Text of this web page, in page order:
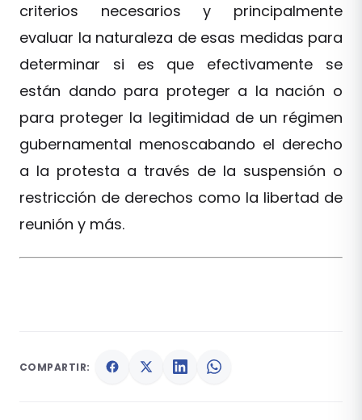
criterios necesarios y principalmente
evaluar la naturaleza de esas medidas para
determinar si es que efectivamente se
están dando para proteger a la nación o
para proteger la legitimidad de un régimen
gubernamental menoscabando el derecho
a la protesta a través de la suspensión o
restricción de derechos como la libertad de
reunión y más.
COMPARTIR: